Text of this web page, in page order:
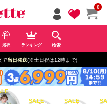
0
浴衣 ランキング 検索
で当日発送(※土日祝は12時まで)
ペー
ジト
ップ